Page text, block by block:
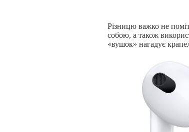
Різницю важко не
собою, а також
«вушок» нагадує